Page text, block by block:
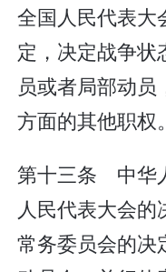
全国人民代表大
定，决定战争状
员或者局部动
方面的其他职权。
第十三条 中华
人民代表大会
常务委员会的决